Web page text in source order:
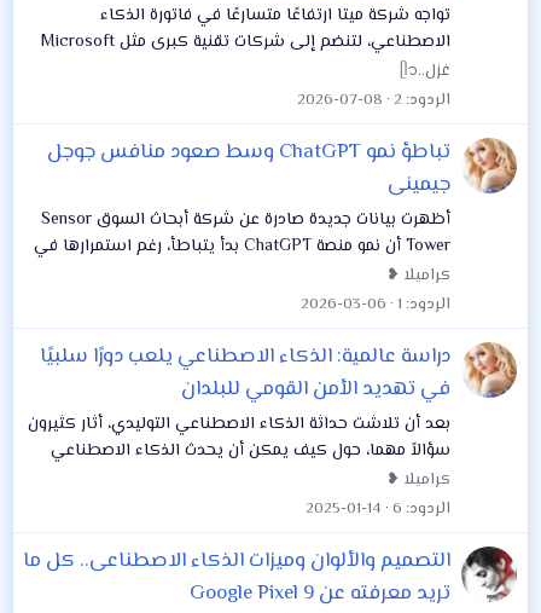
تواجه شركة ميتا ارتفاعًا متسارعًا في فاتورة الذكاء
الاصطناعي، لتنضم إلى شركات تقنية كبرى مثل Microsoft
وUber التي بدأت بدورها البحث عن طرق للسيطرة على
النفقات المتزايدة المرتبطة باستخدام تقنيات...
غزل..ᥫ᭡
الردود 2
2026-07-08
تباطؤ نمو ChatGPT وسط صعود منافس جوجل
جيمينى
أظهرت بيانات جديدة صادرة عن شركة أبحاث السوق Sensor
Tower أن نمو منصة ChatGPT بدأ يتباطأ، رغم استمرارها في
صدارة سوق روبوتات الدردشة الذكية على مستوى العالم،
ويستحوذ تطبيق OpenAI على حوالي 50% من...
كراميلا ❥
الردود 1
2026-03-06
دراسة عالمية: الذكاء الاصطناعي يلعب دورًا سلبيًا
في تهديد الأمن القومي للبلدان
بعد أن تلاشت حداثة الذكاء الاصطناعي التوليدي، أثار كثيرون
سؤالاً مهما، حول كيف يمكن أن يحدث الذكاء الاصطناعي
تأثيراً في العالم الحقيقي، فبعد انتشار روبوتات الدردشة،
باعتبارها محطة واحدة للبحث...
كراميلا ❥
الردود 6
2025-01-14
التصميم والألوان وميزات الذكاء الاصطناعى.. كل ما
تريد معرفته عن Google Pixel 9